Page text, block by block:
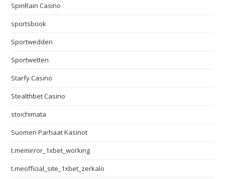
SpinRain Casino
sportsbook
Sportwedden
Sportwetten
Starfy Casino
Stealthbet Casino
stoichimata
Suomen Parhaat Kasinot
t.memirror_1xbet_working
t.meofficial_site_1xbet_zerkalo